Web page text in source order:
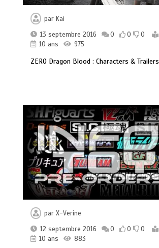
par Kai
13 septembre 2016
0 0 0
10 ans
975
ZERO Dragon Blood : Characters & Trailers
parX-Verine
12 septembre 2016
0 0 0
10 ans
883